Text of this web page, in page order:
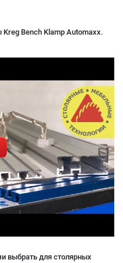
Bench Klamp Automaxx.
выбрать для столярных